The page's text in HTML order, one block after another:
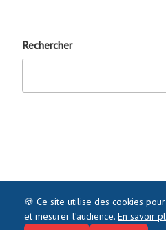
Rechercher
©2021 COMMENTJOINDRE.FR -
🍪 Ce site utilise des cookies
et mesurer l’audience. En savoir